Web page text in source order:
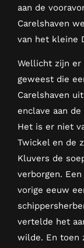
aan de
Carelshaven
van het kleine
Wellicht zijn er
geweest die
Carelshaven
enclave aan
Het is er niet
Twickel en de
Kluvers de
verborgen.
vorige eeuw
vertelde het
wilde. En toen